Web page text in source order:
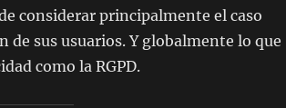
considerar principalmente el caso
sus usuarios. Y globalmente lo que
como la RGPD.